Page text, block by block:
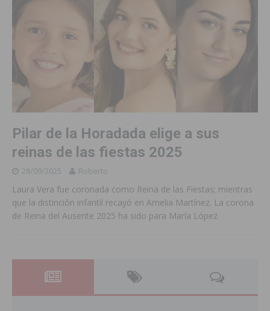
Pilar de la Horadada elige a sus
reinas de las fiestas 2025
28/09/2025 Roberto
Laura Vera fue coronada como Reina de las Fiestas; mientras
que la distinción infantil recayó en Amelia Martínez. La corona
de Reina del Ausente 2025 ha sido para María López